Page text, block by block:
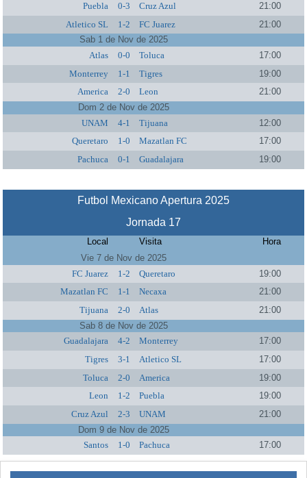
Puebla
0-3 Cruz Azul
21:00
Atletico SL
1-2 FC Juarez
21:00
Sab 1 de Nov de 2025
Atlas
0-0 Toluca
17:00
Monterrey
1-1 Tigres
19:00
America
2-0 Leon
21:00
Dom 2 de Nov de 2025
UNAM
4-1 Tijuana
12:00
Queretaro
1-0 Mazatlan FC
17:00
Pachuca
0-1 Guadalajara 19:00
Futbol Mexicano Apertura 2025
Jornada 17
Local Visita
Hora
Vie 7 de Nov de 2025
FC Juarez
1-2 Queretaro
19:00
Mazatlan FC
1-1 Necaxa
21:00
Tijuana
2-0 Atlas
21:00
Sab 8 de Nov de 2025
Guadalajara
4-2 Monterrey
17:00
Tigres
3-1 Atletico SL
17:00
Toluca
2-0 America
19:00
Leon
1-2 Puebla
19:00
Cruz Azul
2-3 UNAM
21:00
Dom 9 de Nov de 2025
Santos
1-0 Pachuca 17:00